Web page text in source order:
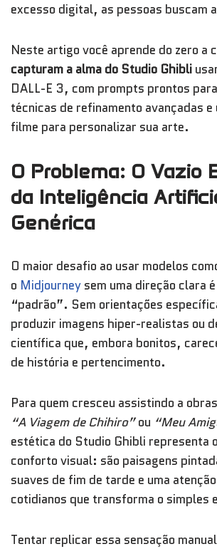
excesso digital, as pessoas buscam
Neste artigo você aprende do zero a
capturam a alma do Studio Ghibli
DALL-E 3, com prompts prontos
técnicas de refinamento avançadas e
filme para personalizar sua arte.
O Problema: O Vazio
da Inteligência
Genérica
O maior desafio ao usar modelos
o Midjourney sem uma direção clara
“padrão”. Sem orientações
produzir imagens hiper-realistas ou
científica que, embora bonitos,
de história e pertencimento.
Para quem cresceu assistindo a
“A Viagem de Chihiro”ou “Meu
estética do Studio Ghibli representa
conforto visual: são paisagens
suaves de fim de tarde e uma
cotidianos que transforma o simples
Tentar replicar essa sensação